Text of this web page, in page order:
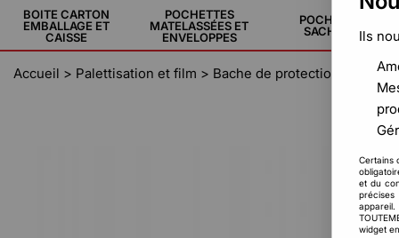
BOITE CARTON
EMBALLAGE ET
CAISSE
POCHETTES
MATELASSÉES ET
ENVELOPPES
POCHETTE,
SACHERIE
Accueil > Palettisation et film > Bache de protection et coiffe
Ils
Certains
et du
widget